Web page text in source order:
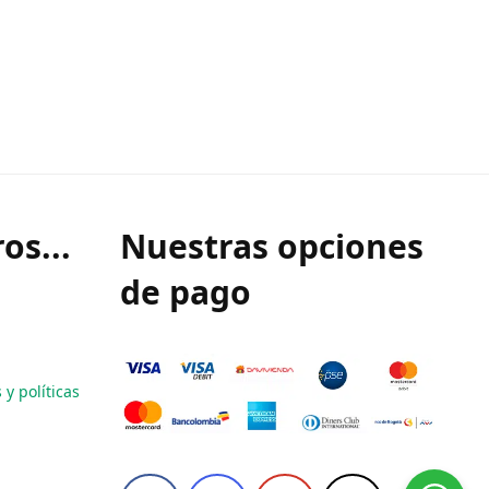
y políticas
Nuestras opciones
de pago